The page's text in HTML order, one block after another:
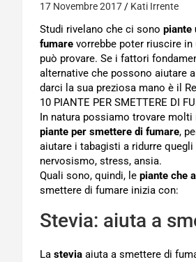
17 Novembre 2017 Kati Irrente
Studi rivelano che ci sono piante
fumare vorrebbe poter riuscire
può provare. Se i fattori
alternative che possono aiutare
darci la sua preziosa mano è il
10 PIANTE PER SMETTERE DI
In natura possiamo trovare
piante per smettere di fumare,
aiutare i tabagisti a ridurre
nervosismo, stress, ansia.
Quali sono, quindi, le piante che
smettere di fumare inizia con:
Stevia: aiuta a
La stevia aiuta a smettere di